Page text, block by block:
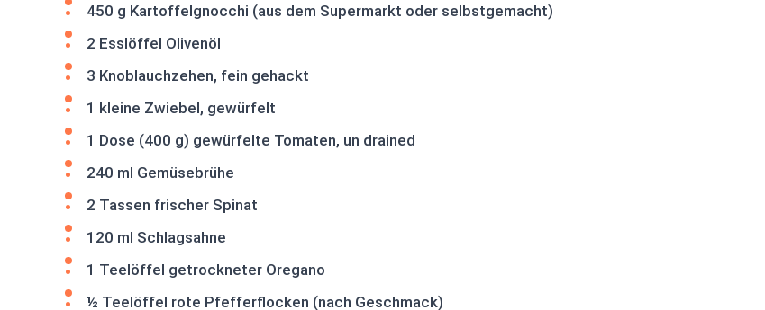
450 g Kartoffelgnocchi (aus dem Supermarkt oder selbstgemacht)
2 Esslöffel Olivenöl
3 Knoblauchzehen, fein gehackt
1 kleine Zwiebel, gewürfelt
1 Dose (400 g) gewürfelte Tomaten, un drained
240 ml Gemüsebrühe
2 Tassen frischer Spinat
120 ml Schlagsahne
1 Teelöffel getrockneter Oregano
½ Teelöffel rote Pfefferflocken (nach Geschmack)